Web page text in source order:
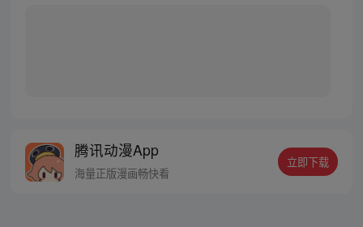
腾讯动漫App
海量正版漫画畅快看
立即下载